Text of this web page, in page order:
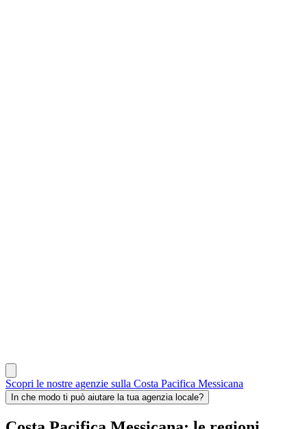
Scopri le nostre agenzie sulla Costa Pacifica Messicana
In che modo ti può aiutare la tua agenzia locale?